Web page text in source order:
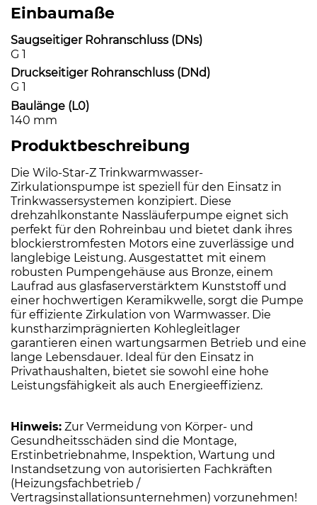
Einbaumaße
Saugseitiger Rohranschluss (DNs)
G 1
Druckseitiger Rohranschluss (DNd)
G 1
Baulänge (L0)
140 mm
Produktbeschreibung
Die Wilo-Star-Z Trinkwarmwasser-
Zirkulationspumpe ist speziell für den Einsatz in
Trinkwassersystemen konzipiert. Diese
drehzahlkonstante Nassläuferpumpe eignet sich
perfekt für den Rohreinbau und bietet dank ihres
blockierstromfesten Motors eine zuverlässige und
langlebige Leistung. Ausgestattet mit einem
robusten Pumpengehäuse aus Bronze, einem
Laufrad aus glasfaserverstärktem Kunststoff und
einer hochwertigen Keramikwelle, sorgt die Pumpe
für effiziente Zirkulation von Warmwasser. Die
kunstharzimprägnierten Kohlegleitlager
garantieren einen wartungsarmen Betrieb und eine
lange Lebensdauer. Ideal für den Einsatz in
Privathaushalten, bietet sie sowohl eine hohe
Leistungsfähigkeit als auch Energieeffizienz.
Hinweis: Zur Vermeidung von Körper- und
Gesundheitsschäden sind die Montage,
Erstinbetriebnahme, Inspektion, Wartung und
Instandsetzung von autorisierten Fachkräften
(Heizungsfachbetrieb /
Vertragsinstallationsunternehmen) vorzunehmen!